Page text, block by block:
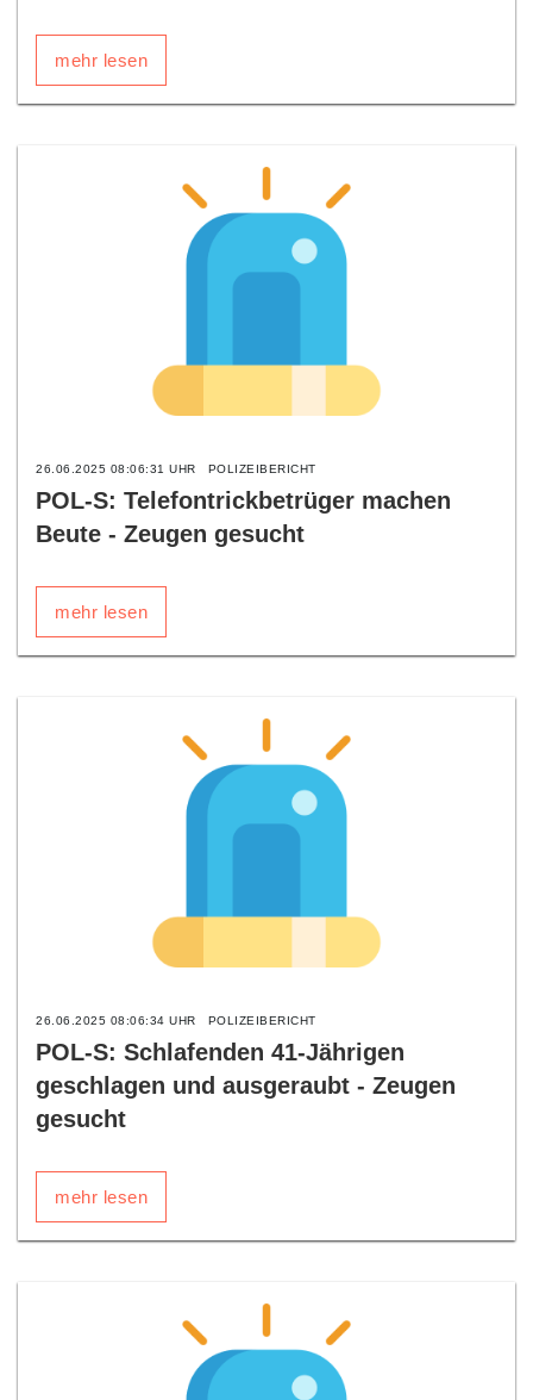
mehr lesen
26.06.2025 08:06:31 UHR POLIZEIBERICHT
POL-S: Telefontrickbetrüger machen
Beute - Zeugen gesucht
mehr lesen
26.06.2025 08:06:34 UHR POLIZEIBERICHT
POL-S: Schlafenden 41-Jährigen
geschlagen und ausgeraubt - Zeugen
gesucht
mehr lesen